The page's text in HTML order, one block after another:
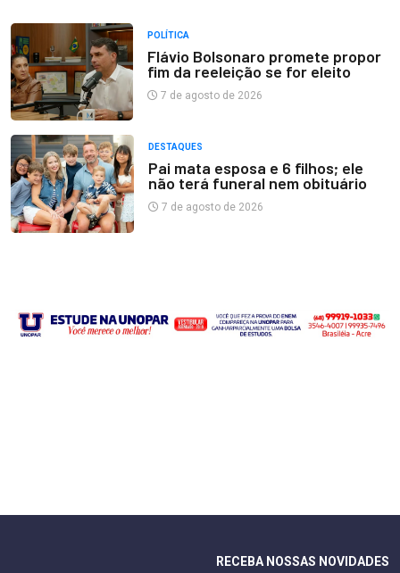
POLÍTICA
Flávio Bolsonaro promete propor
fim da reeleição se for eleito
7 de agosto de 2026
DESTAQUES
Pai mata esposa e 6 filhos; ele
não terá funeral nem obituário
7 de agosto de 2026
RECEBA NOSSAS NOVIDADES